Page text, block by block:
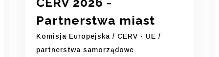
Partnerstwa miast
Komisja Europejska / CERV - UE /
partnerstwa samorządowe